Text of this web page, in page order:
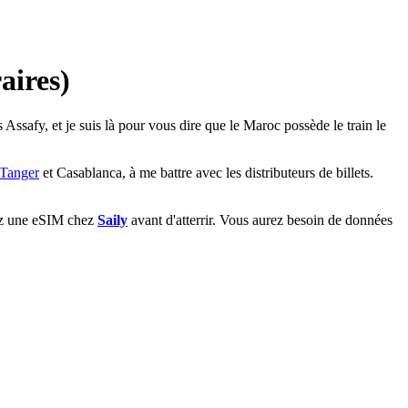
et je suis là pour vous dire que le Maroc possède le train le
Tangeret Casablanca, à me battre avec les distributeurs de billets.
une eSIM chez Saily avant d'atterrir. Vous aurez besoin de données